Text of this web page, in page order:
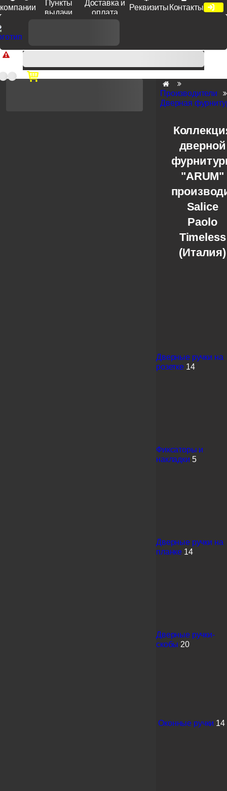
компании
Пункты
выдачи
Доставка и
оплата
Реквизиты Контакты
Доп. скидка от цен на сайте 7% при заказе от 50 тыс. руб
продукции Venezia, Fratelli, Tupai, Extreza, Melodia, Forme при
оплате по счету.
Производители
Дверная
дверной
"ARUM"
Salice
Paolo
Timeless
(Италия)
Дверные ручки на
розетке 14
Фиксаторы и
накладки 5
Дверные ручки на
планке 14
Дверные ручки-
скобы 20
Оконные ручки 14